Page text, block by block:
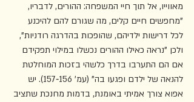
מאווייו, אל תוך חיי המשפחה: ההורים, לדבריו,
"מחפשים חיים קלים, מה שגורם להם להיכנע
לכל דרישות ילדיהם, שהופכות בהדרגה רודניות",
ולכן "נראה כאילו ההורים נכשלו במילוי תפקידם
אם הם התערבו בדרך כלשהי בזכות המוחלטת
להנאה של ילדם ופגעו בה" (עמ' 156‑157). יש
אפוא צורך אמיתי באומנת, בדמות מחנכת שתציב